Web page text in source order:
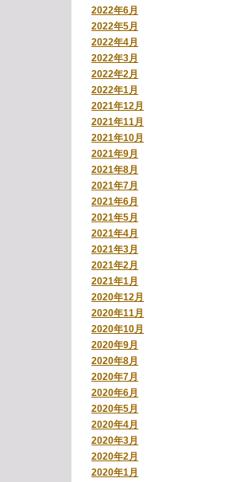
2022年6月
2022年5月
2022年4月
2022年3月
2022年2月
2022年1月
2021年12月
2021年11月
2021年10月
2021年9月
2021年8月
2021年7月
2021年6月
2021年5月
2021年4月
2021年3月
2021年2月
2021年1月
2020年12月
2020年11月
2020年10月
2020年9月
2020年8月
2020年7月
2020年6月
2020年5月
2020年4月
2020年3月
2020年2月
2020年1月